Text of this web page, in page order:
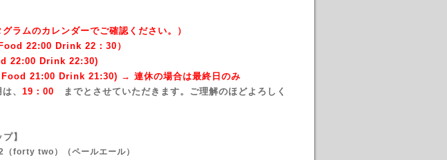
ラムのカレンダーでご確認ください。）
22:00 Drink 22：30）
22:00 Drink 22:30)
Food 21:00 Drink 21:30) → 連休の場合は最終日のみ
、 19：00
までとさせていただきます。ご理解のほどよろしく
】
forty two）
（ペールエール）